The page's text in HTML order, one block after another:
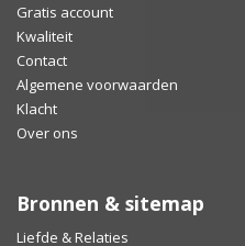
Gratis account
Kwaliteit
Contact
Algemene voorwaarden
Klacht
Over ons
Bronnen & sitemap
Liefde & Relaties